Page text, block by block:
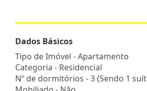
Dados Básicos
Tipo de Imóvel - Apartamento
Categoria - Residencial
Nº de dormitórios - 3 (Sendo 1